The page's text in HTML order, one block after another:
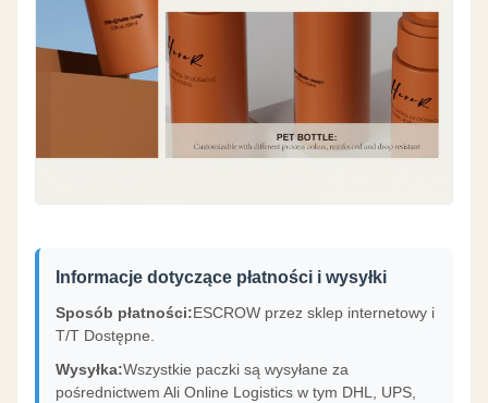
Informacje dotyczące płatności i wysyłki
Sposób płatności:ESCROW przez sklep internetowy i
T/T Dostępne.
Wysyłka:Wszystkie paczki są wysyłane za
pośrednictwem Ali Online Logistics w tym DHL, UPS,